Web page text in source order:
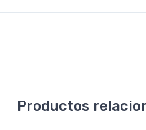
Productos